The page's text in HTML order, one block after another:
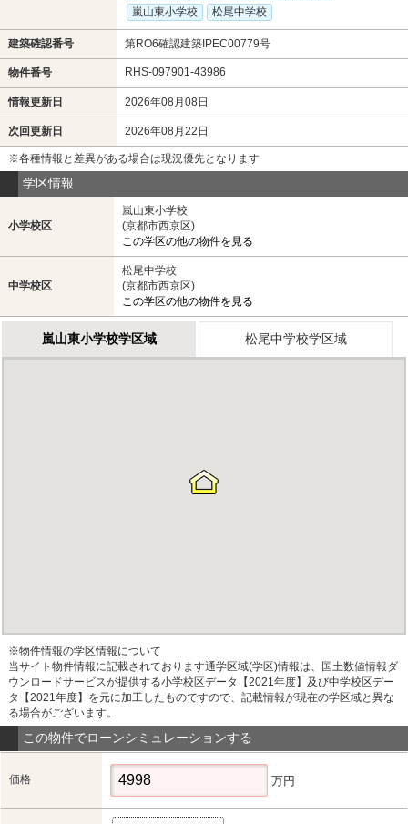
嵐山東小学校
松尾中学校
建築確認番号 第RO6確認建築IPEC00779号
物件番号 RHS-097901-43986
情報更新日 2026年08月08日
次回更新日 2026年08月22日
※各種情報と差異がある場合は現況優先となります
学区情報
小学校区
嵐山東小学校
(京都市西京区)
この学区の他の物件を見る
中学校区
松尾中学校
(京都市西京区)
この学区の他の物件を見る
嵐山東小学校学区域 松尾中学校学区域
※物件情報の学区情報について
当サイト物件情報に記載されております通学区域(学区)情報は、国土数値情報ダ
ウンロードサービスが提供する小学校区データ【2021年度】及び中学校区デー
タ【2021年度】を元に加工したものですので、記載情報が現在の学区域と異な
る場合がございます。
この物件でローンシミュレーションする
価格 万円